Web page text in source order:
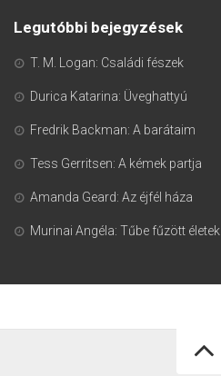
Legutóbbi bejegyzések
T. M. Logan: Családi fészek
Durica Katarina: Üveghattyú
Fredrik Backman: A barátaim
Tess Gerritsen: A kémek partja
Amanda Geard: Az éjfél háza
Murinai Angéla: Tűbe fűzött életek